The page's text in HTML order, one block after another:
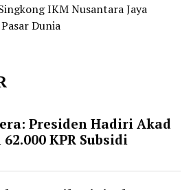
IKM Nusantara Jaya
Dunia